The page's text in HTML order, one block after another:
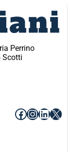
Perrino
Scotti
Facebook
X